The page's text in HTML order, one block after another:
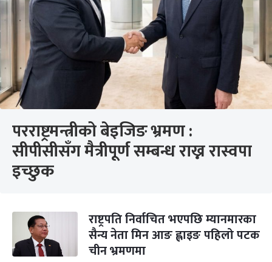
परराष्ट्रमन्त्रीको बेइजिङ भ्रमण :
सीपीसीसँग मैत्रीपूर्ण सम्बन्ध राख्न रास्वपा
इच्छुक
राष्ट्रपति निर्वाचित भएपछि म्यानमारका
सैन्य नेता मिन आङ ह्लाइङ पहिलो पटक
चीन भ्रमणमा